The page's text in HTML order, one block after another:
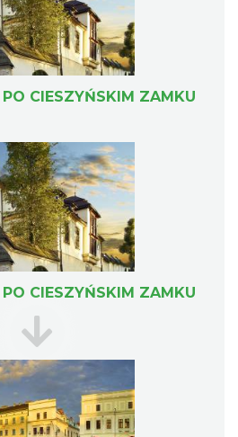
miłosne zapisane w
ulic - wystawa
PO CIESZYŃSKIM ZAMKU
PO CIESZYŃSKIM ZAMKU